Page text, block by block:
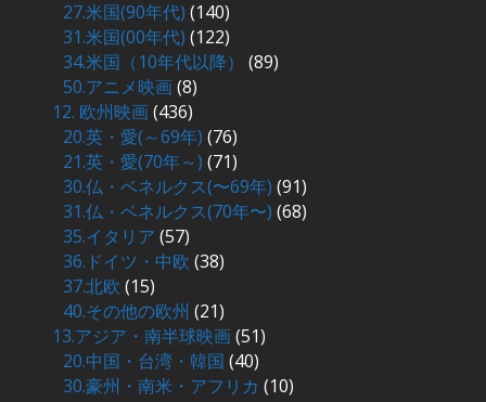
27.米国(90年代) (140)
31.米国(00年代) (122)
34.米国（10年代以降）
(89)
50.アニメ映画(8)
12. 欧州映画(436)
20.英・愛(～69年) (76)
21.英・愛(70年～) (71)
30.仏・ベネルクス(〜69年) (91)
31.仏・ベネルクス(70年〜) (68)
35.イタリア (57)
36.ドイツ・中欧 (38)
37.北欧 (15)
40.その他の欧州 (21)
13.アジア・南半球映画(51)
20.中国・台湾・韓国 (40)
30.豪州・南米・アフリカ (10)